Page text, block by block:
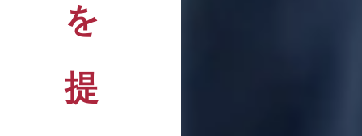
を
提